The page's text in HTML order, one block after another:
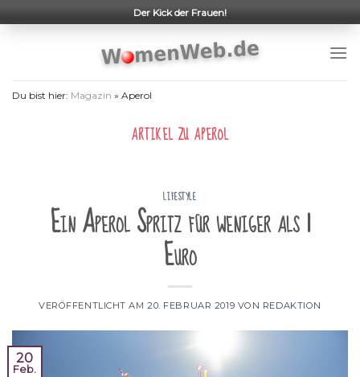
to
Der Kick der Frauen!
Du bist hier: Magazin » Aperol
ARTIKEL ZU APEROL
LIFESTYLE
Ein Aperol Spritz für weniger als 1
Euro
VERÖFFENTLICHT AM20. FEBRUAR 2019 VON REDAKTION
20
Feb.